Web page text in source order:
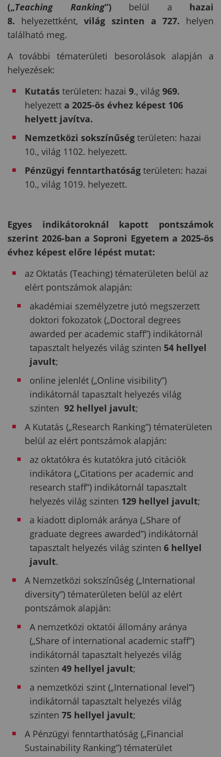
(„Teaching Ranking”)belül a hazai
8. helyezettként,világ szinten a 727. helyen
található meg.
A további tématerületi besorolások alapján a
helyezések:
Kutatás területen: hazai 9., világ 969.
helyezett a 2025-ös évhez képest 106
helyett javítva.
Nemzetközi sokszínűség területen: hazai
10., világ 1102. helyezett.
Pénzügyi fenntarthatóság területen: hazai
10., világ 1019. helyezett.
Egyes indikátoroknál kapott pontszámok
szerint 2026-ban a Soproni Egyetem a 2025-ös
évhez képest előre lépést mutat:
az Oktatás (Teaching) tématerületen belül az
elért pontszámok alapján:
akadémiai személyzetre jutó megszerzett
doktori fokozatok („Doctoral degrees
awarded per academic staff”) indikátornál
tapasztalt helyezés világ szinten 54 hellyel
javult;
online jelenlét („Online visibility”)
indikátornál tapasztalt helyezés világ
szinten 92 hellyel javult;
A Kutatás („Research Ranking”) tématerületen
belül az elért pontszámok alapján:
az oktatókra és kutatókra jutó citációk
indikátora („Citations per academic and
research staff”) indikátornál tapasztalt
helyezés világ szinten 129 hellyel javult;
a kiadott diplomák aránya („Share of
graduate degrees awarded”) indikátornál
tapasztalt helyezés világ szinten 6 hellyel
javult.
A Nemzetközi sokszínűség („International
diversity”) tématerületen belül az elért
pontszámok alapján:
A nemzetközi oktatói állomány aránya
(„Share of international academic staff”)
indikátornál tapasztalt helyezés világ
szinten 49 hellyel javult;
a nemzetközi szint („International level”)
indikátornál tapasztalt helyezés világ
szinten 75 hellyel javult;
A Pénzügyi fenntarthatóság („Financial
Sustainability Ranking”) tématerület